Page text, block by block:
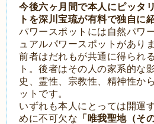
今後六ヶ月間で本人にピッタ
トを深川宝琉が有料で独自に
パワースポットには自然パワ
ュアルパワースポットがありま
前者はだれもが共通に得られ
ト。後者はその人の家系的な
史、霊性、宗教性、精神性か
ットです。
いずれも本人にとっては開運
めに不可欠な 「唯我聖地（そ